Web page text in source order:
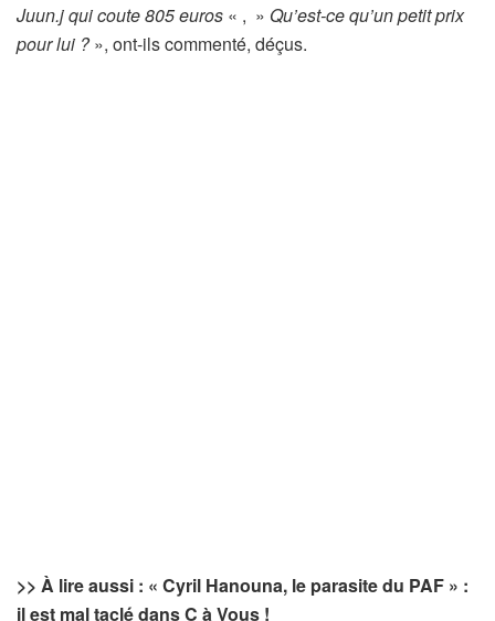
Juun.j qui coute 805 euros « , » Qu’est-ce qu’un petit prix
pour lui ?», ont-ils commenté, déçus.
>> À lire aussi : « Cyril Hanouna, le parasite du PAF » :
il est mal taclé dans C à Vous !